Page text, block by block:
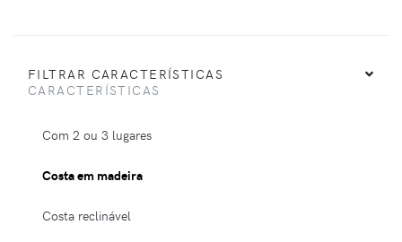
FILTRAR CARACTERÍSTICAS
CARACTERÍSTICAS
Com 2 ou 3 lugares
Costa em madeira
Costa reclinável